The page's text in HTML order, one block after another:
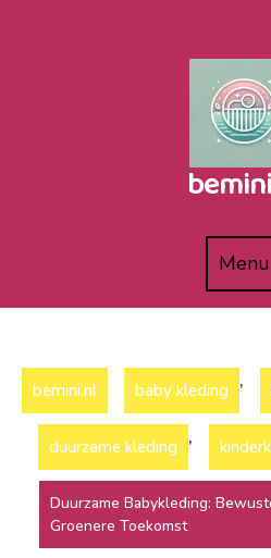
Menu
bemini.nl baby kleding ,
duurzame kleding ,
Duurzame Babykleding:
Groenere Toekomst